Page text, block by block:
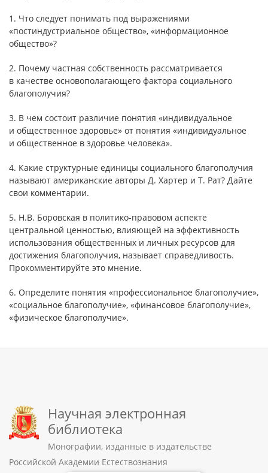
1. Что следует понимать под выражениями
«постиндустриальное общество», «информационное
общество»?
2. Почему частная собственность рассматривается
в качестве основополагающего фактора социального
благополучия?
3. В чем состоит различие понятия «индивидуальное
и общественное здоровье» от понятия «индивидуальное
и общественное в здоровье человека».
4. Какие структурные единицы социального благополучия
называют американские авторы Д. Хартер и Т. Рат? Дайте
свои комментарии.
5. Н.В. Боровская в политико-правовом аспекте
центральной ценностью, влияющей на эффективность
использования общественных и личных ресурсов для
достижения благополучия, называет справедливость.
Прокомментируйте это мнение.
6. Определите понятия «профессиональное благополучие»,
«социальное благополучие», «финансовое благополучие»,
«физическое благополучие».
Научная электронная
библиотека
Монографии, изданные в издательстве
Российской Академии Естествознания